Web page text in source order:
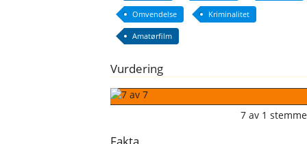
Omvendelse Kriminalitet
Amatørfilm
Vurdering
7av 1 stemme
Fakta